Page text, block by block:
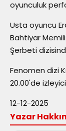
oyunculuk
Usta oyuncu
Bahtiyar
Şerbeti
Fenomen dizi
20.00'de
12-12-2025
Yazar